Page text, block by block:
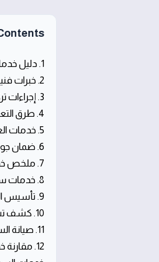
1. دليل خدمات سباكة حي الياسمين في الرياض
2. خبرات فنية وكوادر متخصصة في أعمال السباكة
3. إجراءات تركيب وتشغيل أنظمة السباكة الحديثة
4. طرق التعامل مع تسرب المياه والوقاية منها
5. خدمات العزل وحماية المنشآت في شمال الرياض
6. ضمان جودة الأعمال وخدمات الطوارئ الفورية
7. ملخص خدمات سباكة حي الياسمين
8. خدمات سباك حي الياسمين المتكاملة
9. تأسيس السباكة في الفلل والمباني الجديدة
10. كشف تسربات المياه بدون تكسير
11. صيانة السباكة والكهرباء في شمال الرياض
12. مقارنة خدمات السباكة والصيانة في حي الياسمين